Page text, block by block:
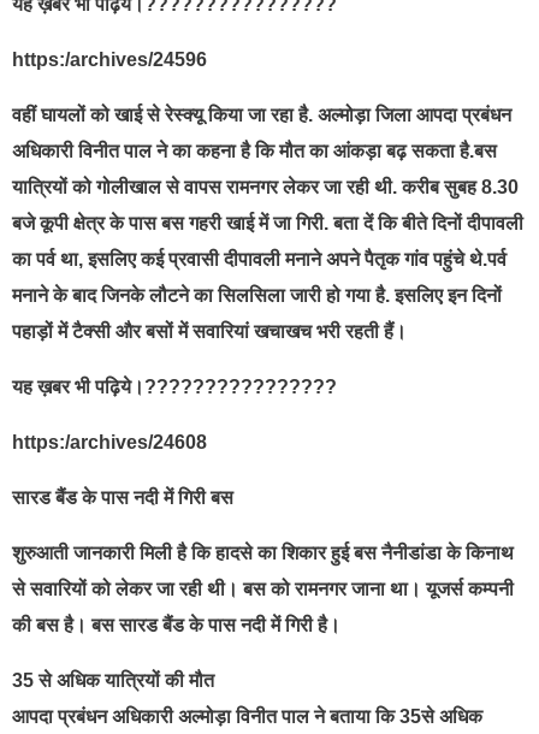
https:/archives/24596
वहीं घायलों को खाई से रेस्क्यू किया जा रहा है. अल्मोड़ा जिला आपदा प्रबंधन
अधिकारी विनीत पाल ने का कहना है कि मौत का आंकड़ा बढ़ सकता है.बस
यात्रियों को गोलीखाल से वापस रामनगर लेकर जा रही थी. करीब सुबह 8.30
बजे कूपी क्षेत्र के पास बस गहरी खाई में जा गिरी. बता दें कि बीते दिनों दीपावली
का पर्व था, इसलिए कई प्रवासी दीपावली मनाने अपने पैतृक गांव पहुंचे थे.पर्व
मनाने के बाद जिनके लौटने का सिलसिला जारी हो गया है. इसलिए इन दिनों
पहाड़ों में टैक्सी और बसों में सवारियां खचाखच भरी रहती हैं।
यह ख़बर भी पढ़िये।????????????????
https:/archives/24608
सारड बैंड के पास नदी में गिरी बस
शुरुआती जानकारी मिली है कि हादसे का शिकार हुई बस नैनीडांडा के किनाथ
से सवारियों को लेकर जा रही थी। बस को रामनगर जाना था। यूजर्स कम्पनी
की बस है। बस सारड बैंड के पास नदी में गिरी है।
35 से अधिक यात्रियों की मौत
आपदा प्रबंधन अधिकारी अल्मोड़ा विनीत पाल ने बताया कि 35से अधिक